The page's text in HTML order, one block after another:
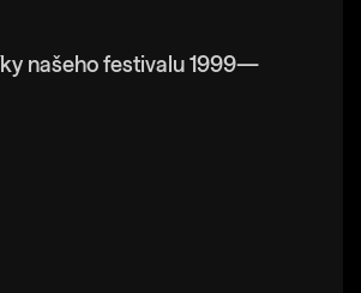
našeho festivalu 1999—